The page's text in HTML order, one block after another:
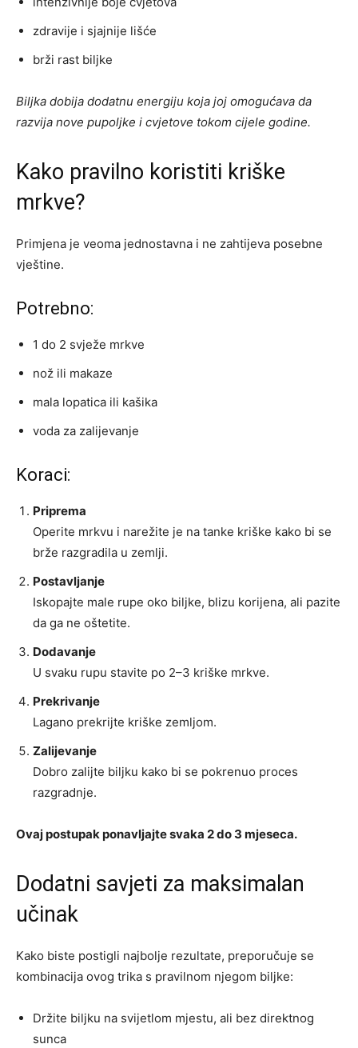
zdravije i sjajnije lišće
brži rast biljke
Biljka dobija dodatnu energiju koja joj omogućava da
razvija nove pupoljke i cvjetove tokom cijele godine.
Kako pravilno koristiti kriške
mrkve?
Primjena je veoma jednostavna i ne zahtijeva posebne
vještine.
Potrebno:
1 do 2 svježe mrkve
nož ili makaze
mala lopatica ili kašika
voda za zalijevanje
Koraci:
Priprema
Operite mrkvu i narežite je na tanke kriške kako bi se
brže razgradila u zemlji.
Postavljanje
Iskopajte male rupe oko biljke, blizu korijena, ali pazite
da ga ne oštetite.
Dodavanje
U svaku rupu stavite po 2–3 kriške mrkve.
Prekrivanje
Lagano prekrijte kriške zemljom.
Zalijevanje
Dobro zalijte biljku kako bi se pokrenuo proces
razgradnje.
Ovaj postupak ponavljajte svaka 2 do 3 mjeseca.
Dodatni savjeti za maksimalan
učinak
Kako biste postigli najbolje rezultate, preporučuje se
kombinacija ovog trika s pravilnom njegom biljke:
Držite biljku na svijetlom mjestu, ali bez direktnog
sunca